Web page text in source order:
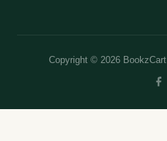
Copyright © 2026